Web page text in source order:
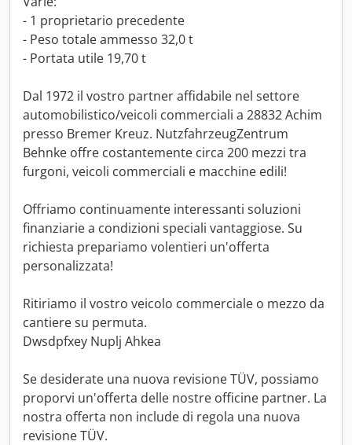
- 1 proprietario precedente
- Peso totale ammesso 32,0 t
- Portata utile 19,70 t
Dal 1972 il vostro partner affidabile nel settore
automobilistico/veicoli commerciali a 28832 Achim
presso Bremer Kreuz. NutzfahrzeugZentrum
Behnke offre costantemente circa 200 mezzi tra
furgoni, veicoli commerciali e macchine edili!
Offriamo continuamente interessanti soluzioni
finanziarie a condizioni speciali vantaggiose. Su
richiesta prepariamo volentieri un'offerta
personalizzata!
Ritiriamo il vostro veicolo commerciale o mezzo da
cantiere su permuta.
Dwsdpfxey Nuplj Ahkea
Se desiderate una nuova revisione TÜV, possiamo
proporvi un'offerta delle nostre officine partner. La
nostra offerta non include di regola una nuova
revisione TÜV.